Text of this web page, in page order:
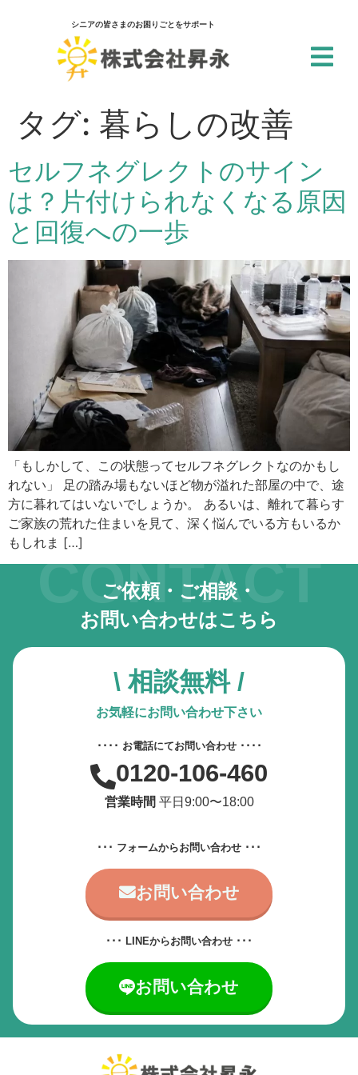
シニアの皆さまのお困りごとをサポート
タグ: 暮らしの改善
セルフネグレクトのサイン
は？片付けられなくなる原因
と回復への一歩
「もしかして、この状態ってセルフネグレクトなのかもし
れない」 足の踏み場もないほど物が溢れた部屋の中で、途
方に暮れてはいないでしょうか。 あるいは、離れて暮らす
ご家族の荒れた住まいを見て、深く悩んでいる方もいるか
もしれま […]
CONTACT
ご依頼・ご相談・
お問い合わせはこちら
\ 相談無料 /
お気軽にお問い合わせ下さい
････ お電話にてお問い合わせ ････
0120-106-460
営業時間 平日9:00〜18:00
･･･ フォームからお問い合わせ ･･･
お問い合わせ
･･･ LINEからお問い合わせ ･･･
お問い合わせ
アクセシビリティ設定 閉じる
一括設定
個別設定
スクリーンリーダー
サイト内の文章を音声で読み上げ
テキストリーダー
選択した文章を音声で読み上げ
仮想キーボード
フォーム入力でキーボードを表示
キーボード操作ハイライト
キーボードで操作中の要素を強調表示
音声操作
音声でサイトを操作（Google Chrome推奨）
色の彩度
低彩度・高彩度・白黒
リンク下線
リンクに下線を付与
リンクハイライト
アニメーションを停止
動画やアニメーションを一時停止
すべての設定をリセット
サービスお問い合わせ先